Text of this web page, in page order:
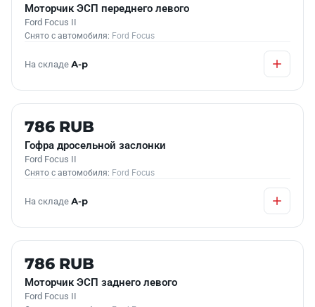
Моторчик ЭСП переднего левого
Ford Focus II
Снято с автомобиля: Ford Focus
На складе А-р
Б/У В НАЛИЧИИ
786 RUB
Гофра дросельной заслонки
Ford Focus II
Снято с автомобиля: Ford Focus
На складе А-р
Б/У В НАЛИЧИИ
786 RUB
Моторчик ЭСП заднего левого
Ford Focus II